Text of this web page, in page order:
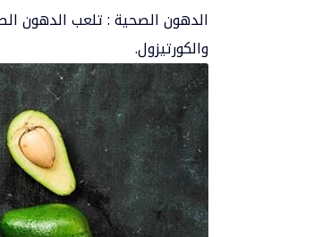
الدهون الصحية : تلعب الدهون
والكورتيزول.